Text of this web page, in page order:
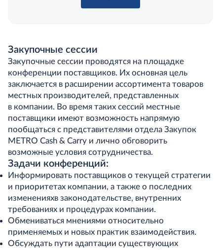
Закупочные сессии
Закупочные сессии проводятся на площадке
конференции поставщиков. Их основная цель
заключается в расширении ассортимента товаров
местных производителей, представленных
в компании. Во время таких сессий местные
поставщики имеют возможность напрямую
пообщаться с представителями отдела Закупок
METRO Cash & Carry и лично обговорить
возможные условия сотрудничества.
Задачи конференций:
Информировать поставщиков о текущей стратегии
и приоритетах компании, а также о последних
измененияхв законодательстве, внутренних
требованиях и процедурах компании.
Обмениваться мнениями относительно
применяемых и новых практик взаимодействия.
Обсуждать пути адаптации существующих